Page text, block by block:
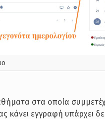
στα οποία
κάνει εγγραφή υπάρχει